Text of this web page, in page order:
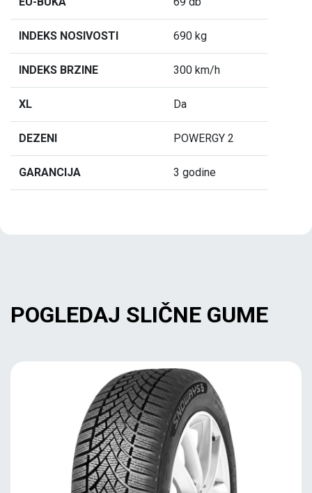
INDEKS NOSIVOSTI 690 kg
INDEKS BRZINE 300 km/h
XL Da
DEZENI POWERGY 2
GARANCIJA 3 godine
POGLEDAJ SLIČNE GUME